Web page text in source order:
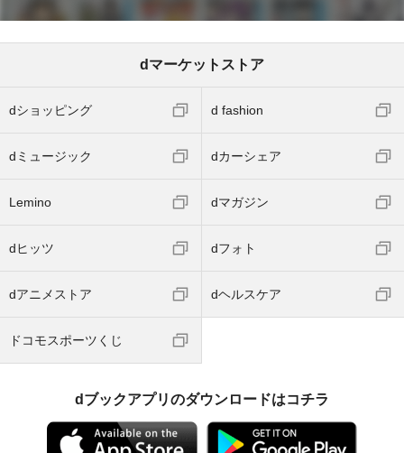
dマーケットストア
dショッピング d fashion
dミュージック dカーシェア
Lemino dマガジン
dヒッツ dフォト
dアニメストア dヘルスケア
ドコモスポーツくじ
dブックアプリのダウンロードはコチラ